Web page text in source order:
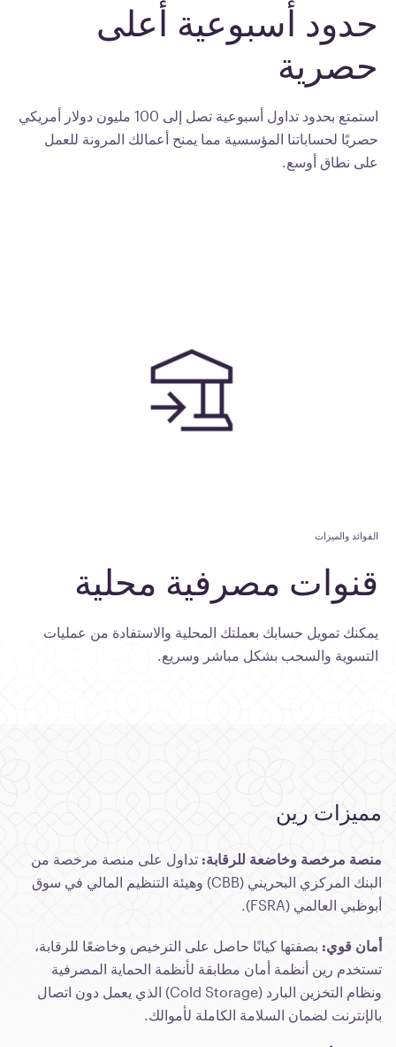
حدود أسبوعية أعلى
حصرية
استمتع بحدود تداول أسبوعية تصل إلى 100 مليون دولار أمريكي
حصريًا لحساباتنا المؤسسية مما يمنح أعمالك المرونة للعمل
على نطاق أوسع.
الفوائد والميزات
قنوات مصرفية محلية
يمكنك تمويل حسابك بعملتك المحلية والاستفادة من عمليات
التسوية والسحب بشكل مباشر وسريع.
مميزات رين
منصة مرخصة وخاضعة للرقابة: تداول على منصة مرخصة من
البنك المركزي البحريني (CBB) وهيئة التنظيم المالي في سوق
أبوظبي العالمي (FSRA).
أمان قوي: بصفتها كيانًا حاصل على الترخيص وخاضعًا للرقابة،
تستخدم رين أنظمة أمان مطابقة لأنظمة الحماية المصرفية
ونظام التخزين البارد (Cold Storage) الذي يعمل دون اتصال
بالإنترنت لضمان السلامة الكاملة لأموالك.